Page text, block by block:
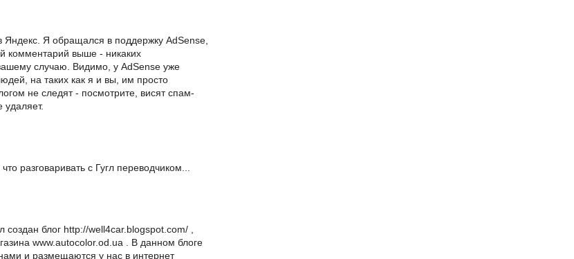
Я обращался в поддержку AdSense,
комментарий выше - никаких
случаю. Видимо, у AdSense уже
на таких как я и вы, им просто
не следят - посмотрите, висят спам-
удаляет.
разговаривать с Гугл переводчиком...
блог http://well4car.blogspot.com/ ,
www.autocolor.od.ua . В данном блоге
и размещаются у нас в интернет